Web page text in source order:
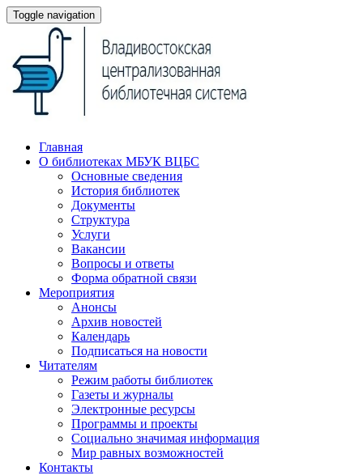
Toggle navigation
Главная
О библиотеках МБУК ВЦБС
Основные сведения
История библиотек
Документы
Структура
Услуги
Вакансии
Вопросы и ответы
Форма обратной связи
Мероприятия
Анонсы
Архив новостей
Календарь
Подписаться на новости
Читателям
Режим работы библиотек
Газеты и журналы
Электронные ресурсы
Программы и проекты
Социально значимая информация
Мир равных возможностей
Контакты